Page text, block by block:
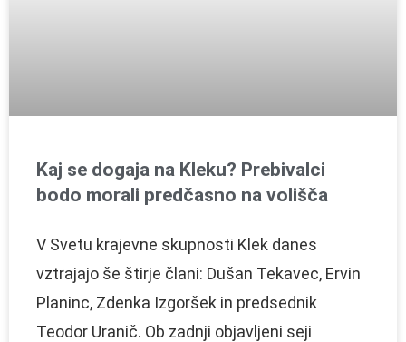
Kaj se dogaja na Kleku? Prebivalci
bodo morali predčasno na volišča
V Svetu krajevne skupnosti Klek danes
vztrajajo še štirje člani: Dušan Tekavec, Ervin
Planinc, Zdenka Izgoršek in predsednik
Teodor Uranič. Ob zadnji objavljeni seji